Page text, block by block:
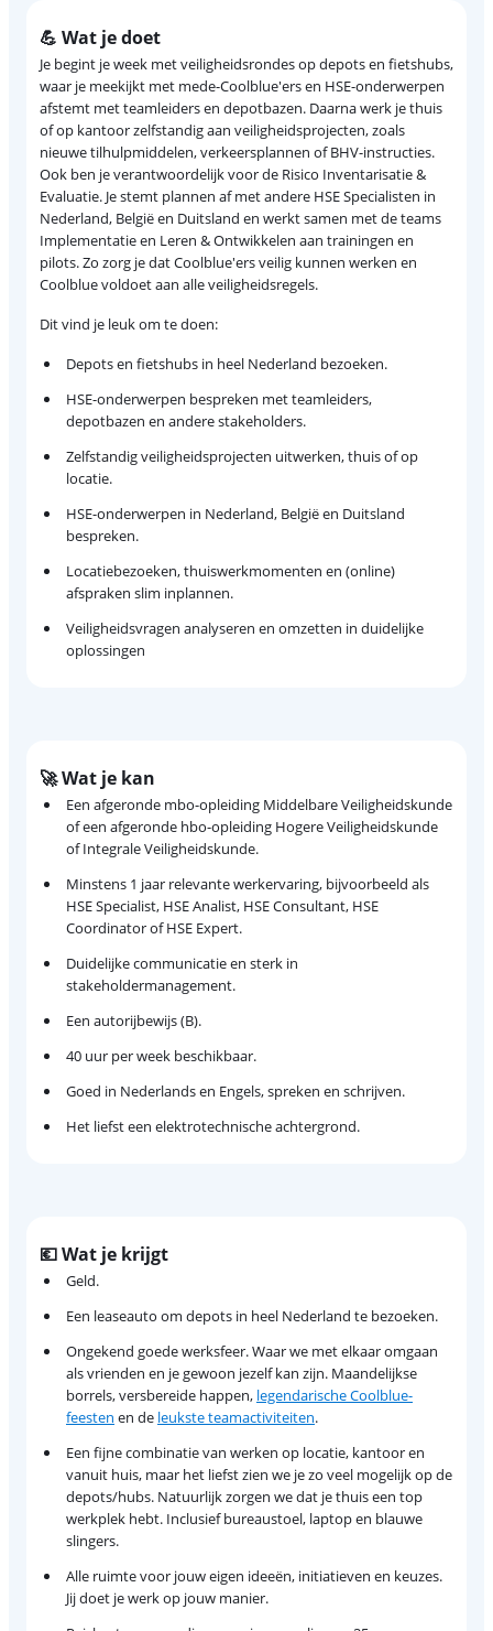
💪 Wat je doet
Je begint je week met veiligheidsrondes op depots en fietshubs,
waar je meekijkt met mede-Coolblue'ers en HSE-onderwerpen
afstemt met teamleiders en depotbazen. Daarna werk je thuis
of op kantoor zelfstandig aan veiligheidsprojecten, zoals
nieuwe tilhulpmiddelen, verkeersplannen of BHV-instructies.
Ook ben je verantwoordelijk voor de Risico Inventarisatie &
Evaluatie. Je stemt plannen af met andere HSE Specialisten in
Nederland, België en Duitsland en werkt samen met de teams
Implementatie en Leren & Ontwikkelen aan trainingen en
pilots. Zo zorg je dat Coolblue'ers veilig kunnen werken en
Coolblue voldoet aan alle veiligheidsregels.
Dit vind je leuk om te doen:
Depots en fietshubs in heel Nederland bezoeken.
HSE-onderwerpen bespreken met teamleiders,
depotbazen en andere stakeholders.
Zelfstandig veiligheidsprojecten uitwerken, thuis of op
locatie.
HSE-onderwerpen in Nederland, België en Duitsland
bespreken.
Locatiebezoeken, thuiswerkmomenten en (online)
afspraken slim inplannen.
Veiligheidsvragen analyseren en omzetten in duidelijke
oplossingen
🚀 Wat je kan
Een afgeronde mbo-opleiding Middelbare Veiligheidskunde
of een afgeronde hbo-opleiding Hogere Veiligheidskunde
of Integrale Veiligheidskunde.
Minstens 1 jaar relevante werkervaring, bijvoorbeeld als
HSE Specialist, HSE Analist, HSE Consultant, HSE
Coordinator of HSE Expert.
Duidelijke communicatie en sterk in
stakeholdermanagement.
Een autorijbewijs (B).
40 uur per week beschikbaar.
Goed in Nederlands en Engels, spreken en schrijven.
Het liefst een elektrotechnische achtergrond.
💶 Wat je krijgt
Geld.
Een leaseauto om depots in heel Nederland te bezoeken.
Ongekend goede werksfeer. Waar we met elkaar omgaan
als vrienden en je gewoon jezelf kan zijn. Maandelijkse
borrels, versbereide happen, legendarische Coolblue-
feesten en de leukste teamactiviteiten.
Een fijne combinatie van werken op locatie, kantoor en
vanuit huis, maar het liefst zien we je zo veel mogelijk op de
depots/hubs. Natuurlijk zorgen we dat je thuis een top
werkplek hebt. Inclusief bureaustoel, laptop en blauwe
slingers.
Alle ruimte voor jouw eigen ideeën, initiatieven en keuzes.
Jij doet je werk op jouw manier.